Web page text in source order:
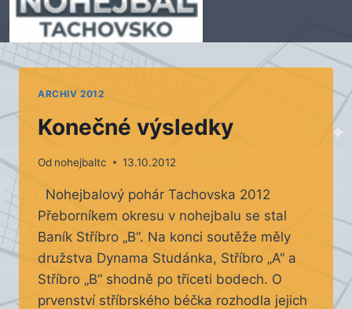
ARCHIV 2012
Konečné výsledky
Od nohejbaltc 13.10.2012
Nohejbalový pohár Tachovska 2012
Přeborníkem okresu v nohejbalu se stal
Baník Stříbro „B“. Na konci soutěže měly
družstva Dynama Studánka, Stříbro „A“ a
Stříbro „B“ shodně po třiceti bodech. O
prvenství stříbrského béčka rozhodla jejich